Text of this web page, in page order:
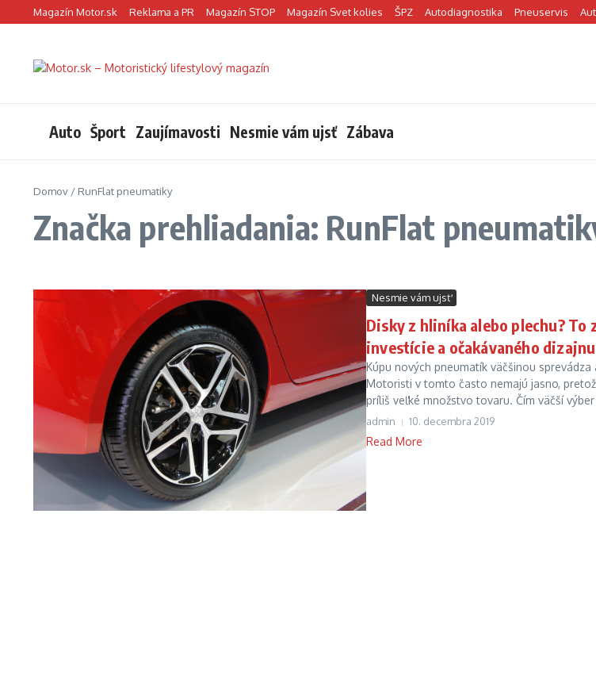
Preskočiť na obsah
Magazín Motor.sk Reklama a PR Magazín STOP Magazín Svet kolies ŠPZ Autodiagnostika Pneuservis
Auto Šport Zaujímavosti Nesmie vám ujsť Zábava
Domov / RunFlat pneumatiky
Značka prehliadania: RunFlat
Nesmie vám ujsť
Disky z hliníka alebo plechu? To
investície a očakávaného dizajnu
Kúpu nových pneumatík väčšinou sprevádza
Motoristi v tomto často nemajú jasno,
príliš veľké množstvo tovaru. Čím väčší
admin 10. decembra 2019
Read More